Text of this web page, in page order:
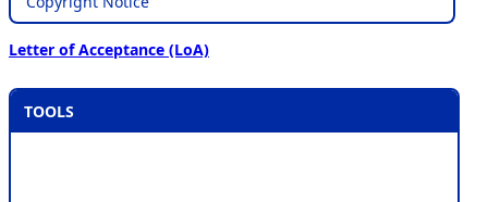
Letter of Acceptance (LoA)
TOOLS